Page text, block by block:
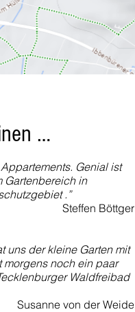
…
Genial ist
Gartenbereich in
.”
Steffen Böttger
uns der kleine Garten mit
morgens noch ein paar
Waldfreibad
Susanne von der Weide